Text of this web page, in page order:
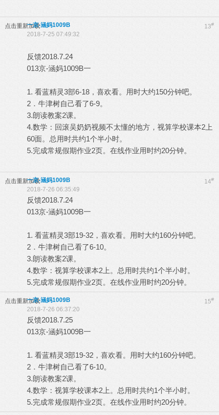
点击重新加载 13#
一京-涵妈1009B
2018-7-25 07:49:32
反馈2018.7.24
013京-涵妈1009B一
1. 看蓝精灵3部6-18，喜欢看。用时大约150分钟吧。
2．牛津树自己看了6-9。
3.朗读教案2课。
4.数学：回滚吴奶奶视频不太懂的地方，视算学校课本2上
60面。总用时共约1个半小时。
5.完成常规假期作业2页。在线作业用时约20分钟。
点击重新加载 14#
一京-涵妈1009B
2018-7-26 06:35:49
反馈2018.7.24
013京-涵妈1009B一
1. 看蓝精灵3部19-32，喜欢看。用时大约160分钟吧。
2．牛津树自己看了6-10。
3.朗读教案2课。
4.数学：视算学校课本2上。总用时共约1个半小时。
5.完成常规假期作业2页。在线作业用时约20分钟。
点击重新加载 15#
一京-涵妈1009B
2018-7-26 06:37:20
反馈2018.7.25
013京-涵妈1009B一
1. 看蓝精灵3部19-32，喜欢看。用时大约160分钟吧。
2．牛津树自己看了6-10。
3.朗读教案2课。
4.数学：视算学校课本2上。总用时共约1个半小时。
5.完成常规假期作业2页。在线作业用时约20分钟。